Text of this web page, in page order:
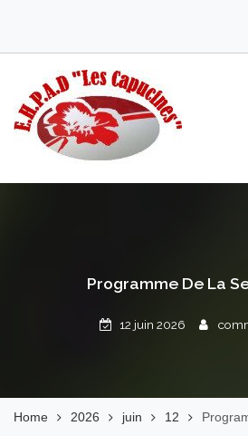
content
EHPAD Les
Programme De La
12 juin 2026
Home 2026 juin 12